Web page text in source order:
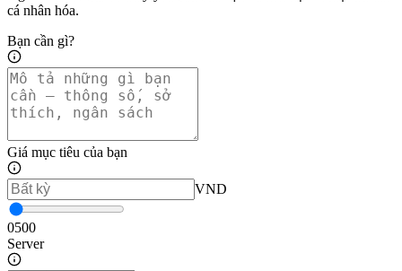
cá nhân hóa.
Bạn cần gì?
Giá mục tiêu của bạn
VND
0500
Server